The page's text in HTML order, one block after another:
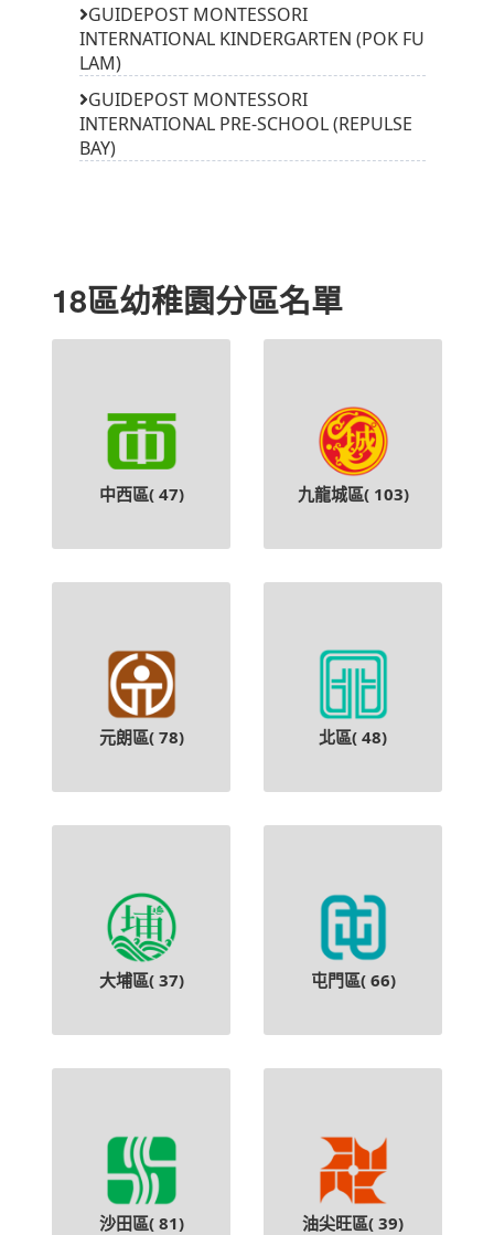
GUIDEPOST MONTESSORI
INTERNATIONAL KINDERGARTEN (POK FU
LAM)
GUIDEPOST MONTESSORI
INTERNATIONAL PRE-SCHOOL (REPULSE
BAY)
18區幼稚園分區名單
中西區( 47) 九龍城區( 103)
元朗區( 78) 北區( 48)
大埔區( 37) 屯門區( 66)
沙田區( 81) 油尖旺區( 39)